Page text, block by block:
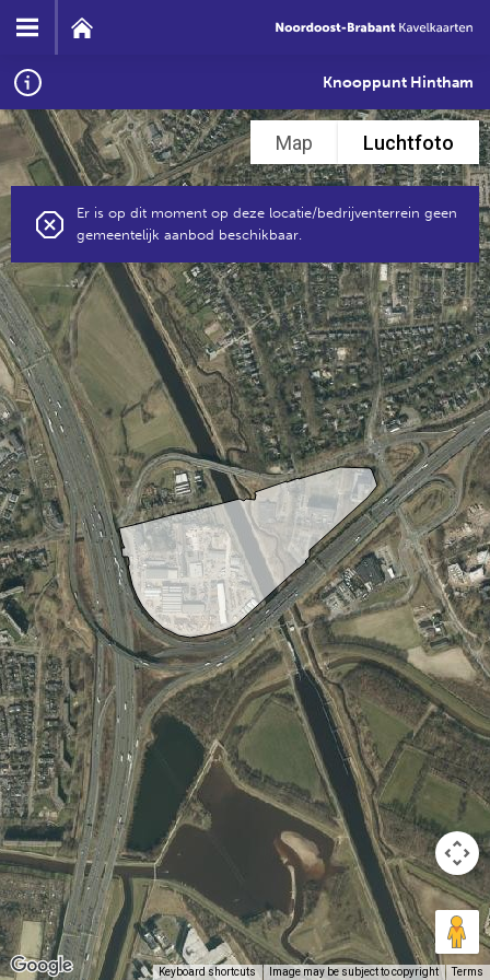
Map Luchtfoto
Keyboard shortcuts Image may be subject to copyright Terms
Er is op dit moment op deze locatie/bedrijventerrein geen
gemeentelijk aanbod beschikbaar.
Knooppunt Hintham